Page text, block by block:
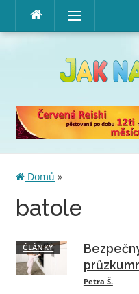
Přeskočit
obsah
Menu
Domů »
batole
ČLÁNKY
Petra Š.